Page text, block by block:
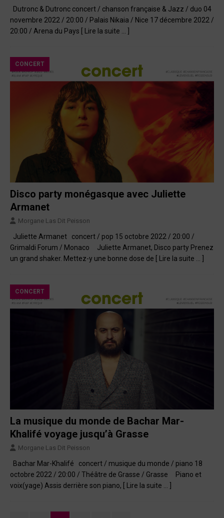
Dutronc & Dutronc concert / chanson française & Jazz / duo 04
novembre 2022 / 20:00 / Palais Nikaia / Nice 17 décembre 2022 /
20:00 / Arena du Pays
[ Lire la suite … ]
CONCERT
Disco party monégasque avec Juliette
Armanet
Morgane Las Dit Peisson
Juliette Armanet concert / pop 15 octobre 2022 / 20:00 /
Grimaldi Forum / Monaco Juliette Armanet, Disco party Prenez
un grand shaker. Mettez-y une bonne dose de [ Lire la suite … ]
CONCERT
La musique du monde de Bachar Mar-
Khalifé voyage jusqu’à Grasse
Morgane Las Dit Peisson
Bachar Mar-Khalifé concert / musique du monde / piano 18
octobre 2022 / 20:00 / Théâtre de Grasse / Grasse Piano et
voix(yage) Assis derrière son piano,
[ Lire la suite … ]